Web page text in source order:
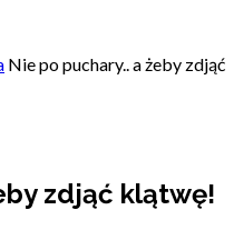
Nie po puchary.. a żeby zdjąć
zdjąć klątwę!